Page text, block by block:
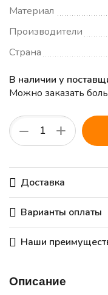
Материал
Производители
Страна
В наличии у
Можно заказать
+
−
Доставка
Варианты оплаты
Наши
Описание